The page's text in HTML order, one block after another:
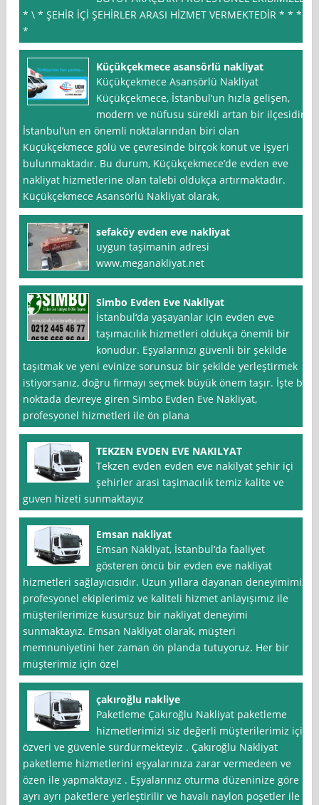
* \ * ŞEHİR İÇİ ŞEHİRLER ARASI HİZMET VERMEKTEDİR * * *
*
Küçükçekmece asansörlü nakliyat
Küçükçekmece Asansörlü Nakliyat
Küçükçekmece, İstanbul‘un hızla gelişen,
modern ve nüfusu sürekli artan bir ilçesidir.
İstanbul’un en önemli noktalarından biri olan
Küçükçekmece gölü ve çevresinde birçok konut ve işyeri
bulunmaktadır. Bu durum, Küçükçekmece’de evden eve
nakliyat hizmetlerine olan talebi oldukça artırmaktadır.
Küçükçekmece Asansörlü Nakliyat olarak,
sefaköy evden eve nakliyat
uygun taşimanin adresi
www.meganakliyat.net
Simbo Evden Eve Nakliyat
İstanbul‘da yaşayanlar için evden eve
taşımacılık hizmetleri oldukça önemli bir
konudur. Eşyalarınızı güvenli bir şekilde
taşıtmak ve yeni evinize sorunsuz bir şekilde yerleştirmek
istiyorsanız, doğru firmayı seçmek büyük önem taşır. İşte bu
noktada devreye giren Simbo Evden Eve Nakliyat,
profesyonel hizmetleri ile ön plana
TEKZEN EVDEN EVE NAKILYAT
Tekzen evden evden eve nakilyat şehir içi
şehirler arasi taşimacılık temiz kalite ve
guven hizeti sunmaktayız
Emsan nakliyat
Emsan Nakliyat, İstanbul‘da faaliyet
gösteren öncü bir evden eve nakliyat
hizmetleri sağlayıcısıdır. Uzun yıllara dayanan deneyimimiz,
profesyonel ekiplerimiz ve kaliteli hizmet anlayışımız ile
müşterilerimize kusursuz bir nakliyat deneyimi
sunmaktayız. Emsan Nakliyat olarak, müşteri
memnuniyetini her zaman ön planda tutuyoruz. Her bir
müşterimiz için özel
çakıroğlu nakliye
Paketleme Çakıroğlu Nakliyat paketleme
hizmetlerimizi siz değerli müşterilerimiz için
özveri ve güvenle sürdürmekteyiz . Çakıroğlu Nakliyat
paketleme hizmetlerini eşyalarınıza zarar vermedeen ve
özen ile yapmaktayız . Eşyalarınız oturma düzeninize göre
ayrı ayrı paketlere yerleştirilir ve havalı naylon poşetler ile